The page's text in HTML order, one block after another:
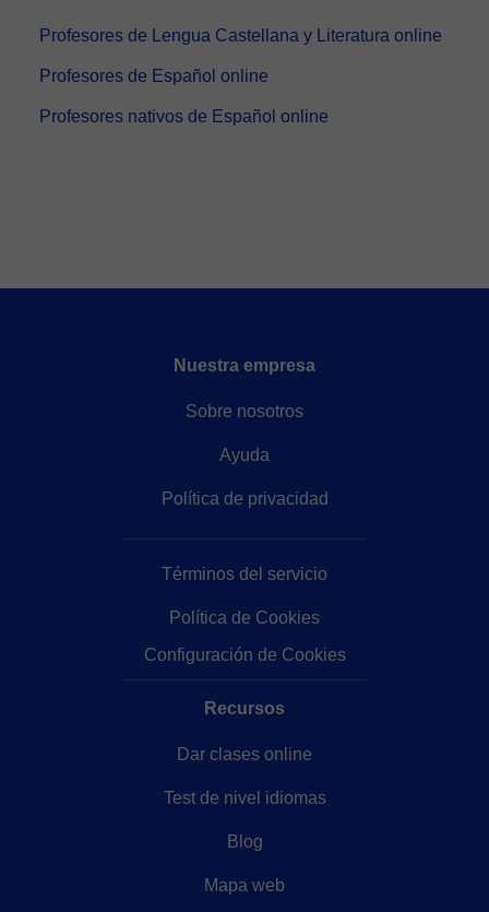
Profesores de Lengua Castellana y Literatura online
Profesores de Español online
Profesores nativos de Español online
Nuestra empresa
Sobre nosotros
Ayuda
Política de privacidad
Términos del servicio
Política de Cookies
Configuración de Cookies
Recursos
Dar clases online
Test de nivel idiomas
Blog
Mapa web